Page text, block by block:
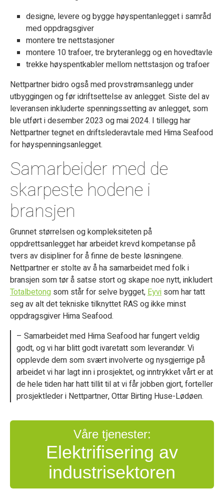
designe, levere og bygge høyspentanlegget i samråd
med oppdragsgiver
montere tre nettstasjoner
montere 10 trafoer, tre bryteranlegg og en hovedtavle
trekke høyspentkabler mellom nettstasjon og trafoer
Nettpartner bidro også med provstrømsanlegg under
utbyggingen og før idriftsettelse av anlegget. Siste del av
leveransen inkluderte spenningssetting av anlegget, som
ble utført i desember 2023 og mai 2024. I tillegg har
Nettpartner tegnet en driftslederavtale med Hima Seafood
for høyspenningsanlegget.
Samarbeider med de
skarpest­e hodene i
bransjen
Grunnet størrelsen og kompleksiteten på
oppdrettsanlegget har arbeidet krevd kompetanse på
tvers av disipliner for å finne de beste løsningene.
Nettpartner er stolte av å ha samarbeidet med folk i
bransjen som tør å satse stort og skape noe nytt, inkludert
Totalbetong som står for selve bygget, Eyvi som har tatt
seg av alt det tekniske tilknyttet RAS og ikke minst
oppdragsgiver Hima Seafood.
– Samarbeidet med Hima Seafood har fungert veldig
godt, og vi har blitt godt ivaretatt som leverandør. Vi
opplevde dem som svært involverte og nysgjerrige på
arbeidet vi har lagt inn i prosjektet, og inntrykket vårt er at
de hele tiden har hatt tillit til at vi får jobben gjort, forteller
prosjektleder i Nettpartner, Ottar Birting Huse-Lødøen.
Våre tjenester:
Elektrifisering av
industrisektoren